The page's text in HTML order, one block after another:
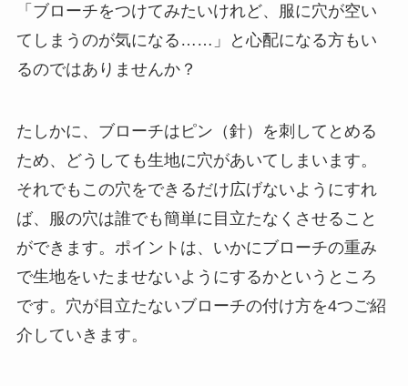
「ブローチをつけてみたいけれど、服に穴が空い
てしまうのが気になる……」と心配になる方もい
るのではありませんか？
たしかに、ブローチはピン（針）を刺してとめる
ため、どうしても生地に穴があいてしまいます。
それでもこの穴をできるだけ広げないようにすれ
ば、服の穴は誰でも簡単に目立たなくさせること
ができます。ポイントは、いかにブローチの重み
で生地をいたませないようにするかというところ
です。穴が目立たないブローチの付け方を4つご紹
介していきます。